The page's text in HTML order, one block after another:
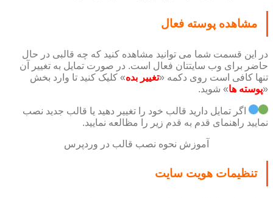
مشاهده پوسته فعال
در این قسمت شما می توانید مشاهده کنید که چه قالبی در حال
حاضر برای وب سایتتان فعال است. در صورت تمایل به تغییر آن
تنها کافی است روی دکمه «تغییر بده» کلیک کنید تا وارد بخش
«پوسته ها» شوید.
اگر تمایل دارید قالب خود را تغییر دهید یا قالب جدید نصب
نمایید راهنمای قدم به قدم زیر را مظالعه نمایید.
آموزش نحوه نصب قالب در وردپرس
تنظیمات هویت سایت